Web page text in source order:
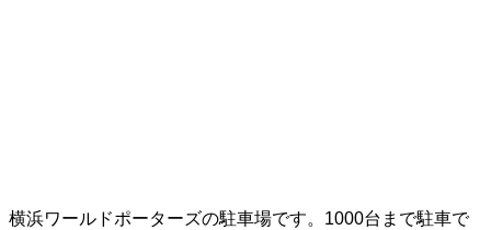
横浜ワールドポーターズの駐車場です。1000台まで駐車で